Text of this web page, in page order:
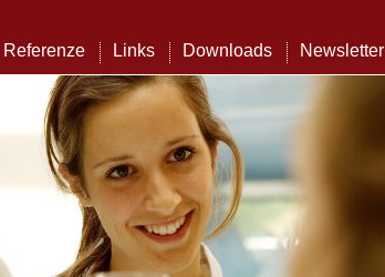
Referenze Links Downloads Newsletter